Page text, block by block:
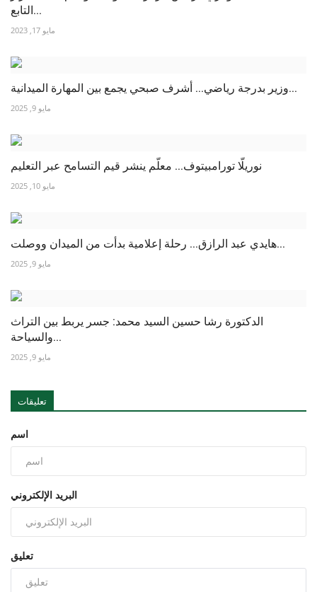
التابع...
مايو 17, 2023
وزير بدرجة رياضي... أشرف صبحي يجمع بين المهارة الميدانية...
مايو 9, 2025
نوريلّا تورامبيتوف... معلّم ينشر قيم التسامح عبر التعليم
مايو 10, 2025
هايدي عبد الرازق... رحلة إعلامية بدأت من الميدان ووصلت...
مايو 9, 2025
الدكتورة رشا حسين السيد محمد: جسر يربط بين التراث
والسياحة...
مايو 9, 2025
تعليقات
اسم
البريد الإلكتروني
تعليق